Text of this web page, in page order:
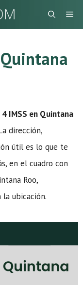
IMSS en Quintana
dirección,
útil es lo que te
en el cuadro con
Roo,
ubicación.